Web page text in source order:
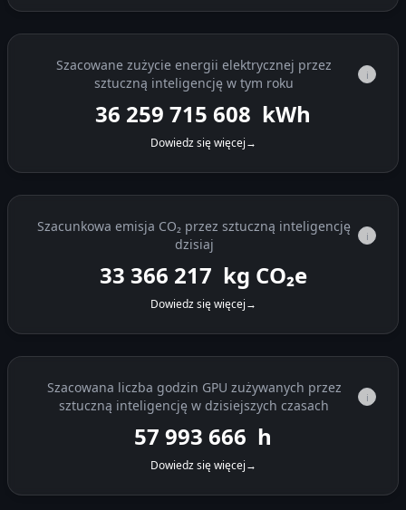
Szacowane zużycie energii elektrycznej przez
sztuczną inteligencję w tym roku
i
36 259 716 997 kWh
Dowiedz się więcej→
Szacunkowa emisja CO₂ przez sztuczną inteligencję
dzisiaj
i
33 366 703 kg CO₂e
Dowiedz się więcej→
Szacowana liczba godzin GPU zużywanych przez
sztuczną inteligencję w dzisiejszych czasach
i
57 994 511 h
Dowiedz się więcej→